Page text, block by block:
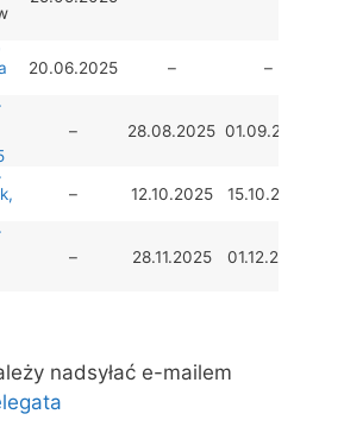
20.06.2025 – –
– 28.08.2025 01.09.2025
– 12.10.2025 15.10.2025
– 28.11.2025 01.12.2025
nadsyłać e-mailem